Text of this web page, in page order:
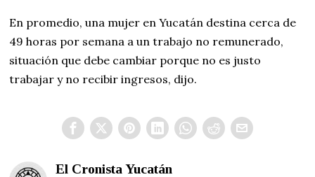
En promedio, una mujer en Yucatán destina cerca de
49 horas por semana a un trabajo no remunerado,
situación que debe cambiar porque no es justo
trabajar y no recibir ingresos, dijo.
El Cronista Yucatán